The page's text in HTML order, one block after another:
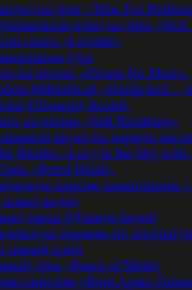
на трек «Time For
клип на трек «Sick
сингл «Levitate»
туре
на песню «Dream No More».
#Metallica# «Hardwired…
#Леонард Коэн#.
на песню «Still Breathing»
видео на первую
Beatles «Lucy in the Sky with
«Petrol Head».
версию композиции
видео
треки #Дэвида Боуи#
премию по
новый клип
трек «Peace of Mind»
синглом «Born Again